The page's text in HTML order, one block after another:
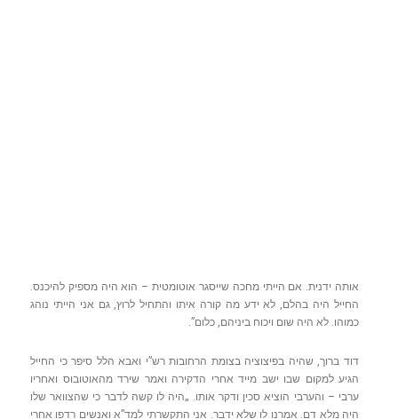
אותה ידנית. אם הייתי מחכה שייסגר אוטומטית – הוא היה מספיק להיכנס.
החייל היה בהלם, לא ידע מה קורה איתו והתחיל לרוץ, גם אני הייתי נוהג
כמוהו. לא היה שום ויכוח ביניהם, כלום”.
דוד ברוך, שהיה בפיצוציה בצומת הרחובות רש”י ואבא הלל סיפר כי החייל
הגיע למקום שבו ישב מייד אחרי הדקירה ואמר שירד מהאוטובוס ואחריו
ערבי – והערבי הוציא סכין ודקר אותו. „היה לו קשה לדבר כי שהצוואר שלו
היה מלא דם. אמרנו לו שלא ידבר. אני התקשרתי למד”א ואנשים רדפו אחרי